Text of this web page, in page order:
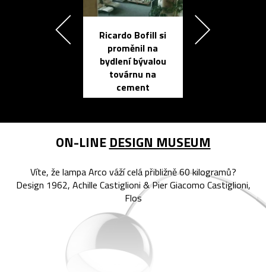
Ricardo Bofill si
proměnil na
bydlení bývalou
továrnu na
cement
ON-LINE DESIGN MUSEUM
Víte, že lampa Arco váží celá přibližně 60 kilogramů?
Design 1962, Achille Castiglioni & Pier Giacomo Castiglioni,
Flos